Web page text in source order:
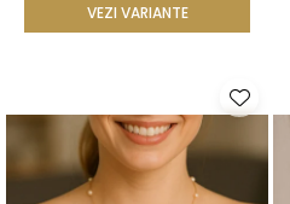
VEZI VARIANTE